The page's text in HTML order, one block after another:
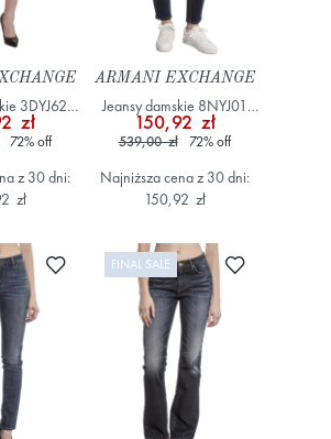
3DYJ62
zł
72%off
z 30 dni:
zł
ARMANI EXCHANGE
Jeansy damskie 8NYJ01
Y2H4Z Niebieski
150,92 zł
539,00 zł 72%off
Najniższa cena z 30 dni:
150,92 zł
Dodaj do ulubionych
FINAL SALE Dodaj do